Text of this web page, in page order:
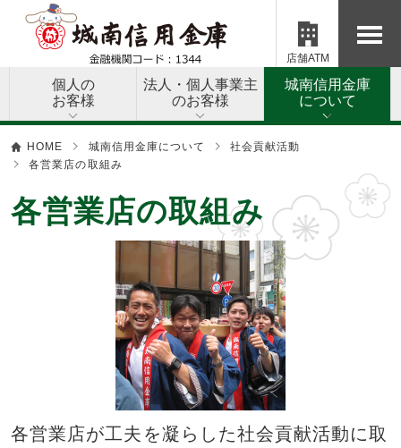
個人の
お客様
法人・個人事業主
のお客様
城南信用金庫
について
店舗ATM
HOME 城南信用金庫について
社会貢献活動
各営業店の取組み
各営業店の取組み
各営業店が工夫を凝らした社会貢献活動に取